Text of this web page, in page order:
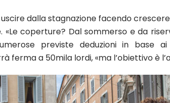
uscire dalla stagnazione facendo
coperture? Dal sommerso e da
previste deduzioni in base
ferma a 50mila lordi, «ma l’obiettivo è